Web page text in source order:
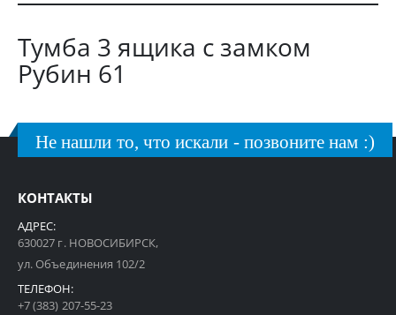
Тумба 3 ящика с замком
Рубин 61
Не нашли то, что искали - позвоните нам :)
КОНТАКТЫ
АДРЕС:
630027 г. НОВОСИБИРСК,
ул. Объединения 102/2
ТЕЛЕФОН:
+7 (383) 207-55-23